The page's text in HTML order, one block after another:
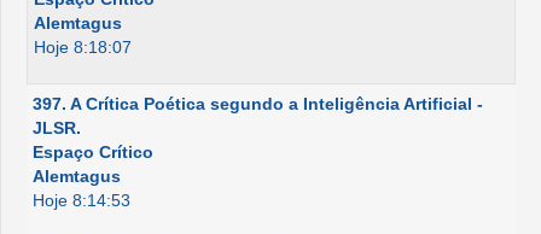
Alemtagus
Hoje 8:18:07
397. A Crítica Poética segundo a Inteligência Artificial -
JLSR.
Espaço Crítico
Alemtagus
Hoje 8:14:53